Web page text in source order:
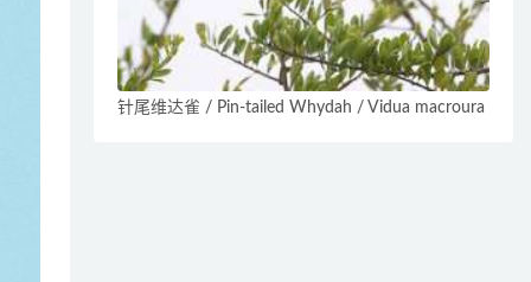
针尾维达雀 / Pin-tailed Whydah / Vidua macroura